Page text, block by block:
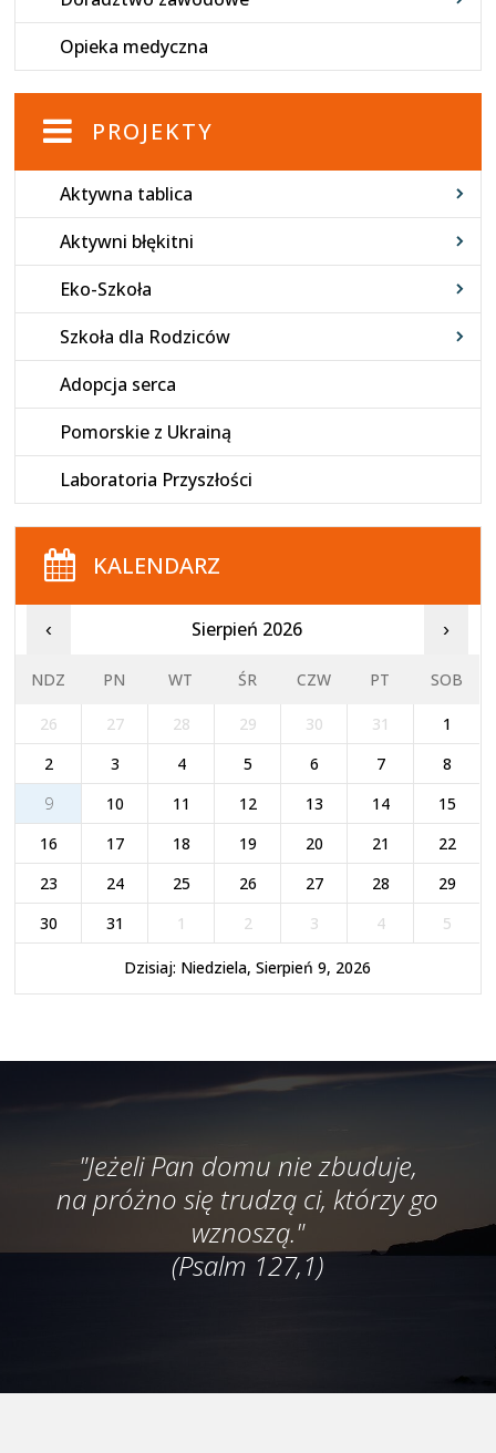
Opieka medyczna
PROJEKTY
Aktywna tablica
Aktywni błękitni
Eko-Szkoła
Szkoła dla Rodziców
Adopcja serca
Pomorskie z Ukrainą
Laboratoria Przyszłości
KALENDARZ
‹ Sierpień 2026 ›
NDZ PN WT ŚR CZW PT SOB
26 27 28 29 30 31
1
2
3 4 5 6 7
8
9
10 11 12 13 14
15
16
17 18 19 20 21
22
23
24 25 26 27 28
29
30
31 1 2 3 4 5
Dzisiaj: Niedziela, Sierpień 9, 2026
"Jeżeli Pan domu nie zbuduje,
na próżno się trudzą ci, którzy go
wznoszą."
(Psalm 127,1)